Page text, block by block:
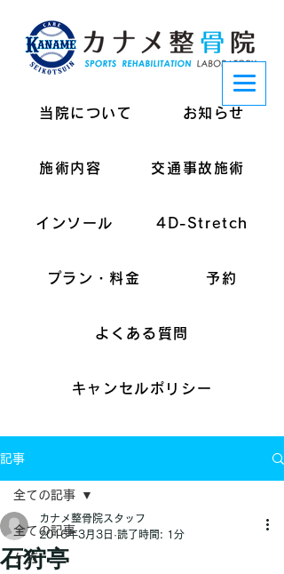
当院について お知らせ
施術内容 交通事故施術
インソール 4D-Stretch
プラン・料金 予約
よくある質問
キャンセルポリシー
記事
全ての記事
ケガ
全ての記事
石狩亭
カナメ整骨院スタッフ
2016年3月3日 読了時間: 1分